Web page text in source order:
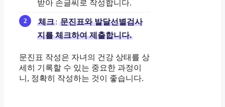
받아 손글씨로 작성합니다.
체크: 문진표와 발달선별검사
지를 체크하여 제출합니다.
문진표 작성은 자녀의 건강 상태를 상
세히 기록할 수 있는 중요한 과정이
니, 정확히 작성하는 것이 좋습니다.